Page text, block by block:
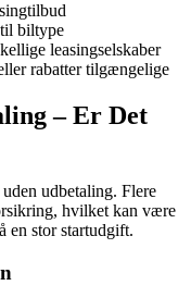
biltype
leasing­selskaber
rabatter tilgængelige
– Er Det
udbetaling. Flere
hvilket kan være
en stor startudgift.